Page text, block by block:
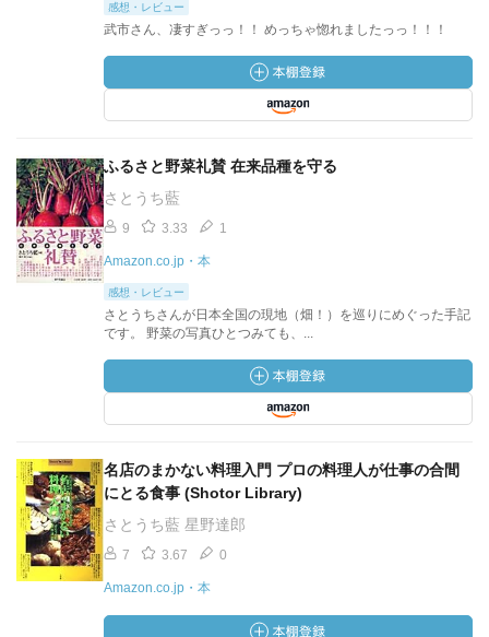
感想・レビュー
武市さん、凄すぎっっ！！ めっちゃ惚れましたっっ！！！
ふるさと野菜礼賛 在来品種を守る
さとうち藍
9 3.33 1
Amazon.co.jp・本
感想・レビュー
さとうちさんが日本全国の現地（畑！）を巡りにめぐった手記
です。 野菜の写真ひとつみても、...
名店のまかない料理入門 プロの料理人が仕事の合間
にとる食事 (Shotor Library)
さとうち藍 星野達郎
7 3.67 0
Amazon.co.jp・本